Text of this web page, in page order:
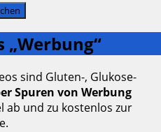
sind Gluten-, Glukose-
Spuren von Werbung
ab und zu kostenlos zur